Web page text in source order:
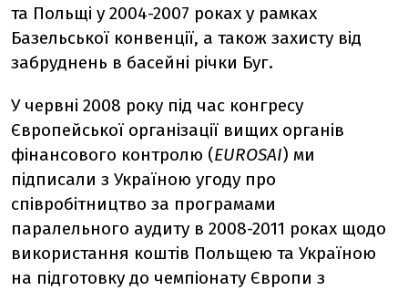
та Польщі у 2004-2007 роках у рамках
Базельської конвенції, а також захисту від
забруднень в басейні річки Буг.
У червні 2008 року під час конгресу
Європейської організації вищих органів
фінансового контролю (EUROSAI) ми
підписали з Україною угоду про
співробітництво за програмами
паралельного аудиту в 2008-2011 роках щодо
використання коштів Польщею та Україною
на підготовку до чемпіонату Європи з